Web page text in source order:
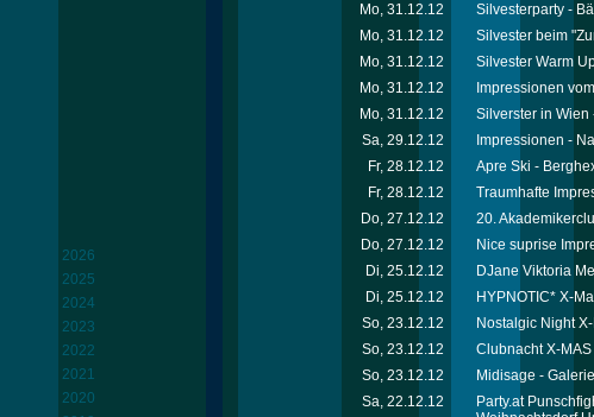
2026
2025
2024
2023
2022
2021
2020
Mo, 31.12.12
Silvesterparty -
Mo, 31.12.12
Silvester beim
Mo, 31.12.12
Silvester Warm
Mo, 31.12.12
Impressionen
Mo, 31.12.12
Silverster in Wien
Sa, 29.12.12
Impressionen -
Fr, 28.12.12
Apre Ski -
Fr, 28.12.12
Traumhafte
Do, 27.12.12
20.
Do, 27.12.12
Nice suprise
Di, 25.12.12
DJane Viktoria
Di, 25.12.12
HYPNOTIC* X-
So, 23.12.12
Nostalgic Night
So, 23.12.12
Clubnacht X-
So, 23.12.12
Midisage -
Sa, 22.12.12
Party.at